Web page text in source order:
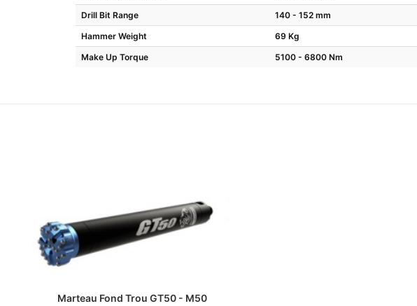
Drill Bit Range
140 - 152 mm
Hammer Weight
69 Kg
Make Up Torque
5100 - 6800 Nm
LIRE LA SUITE
Marteau Fond Trou GT50 - M50